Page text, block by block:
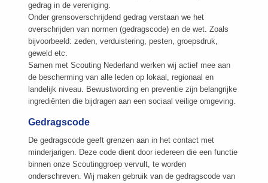
gedrag in de vereniging.
Onder grensoverschrijdend gedrag verstaan we het
overschrijden van normen (gedragscode) en de wet. Zoals
bijvoorbeeld: zeden, verduistering, pesten, groepsdruk,
geweld etc.
Samen met Scouting Nederland werken wij actief mee aan
de bescherming van alle leden op lokaal, regionaal en
landelijk niveau. Bewustwording en preventie zijn belangrijke
ingrediënten die bijdragen aan een sociaal veilige omgeving.
Gedragscode
De gedragscode geeft grenzen aan in het contact met
minderjarigen. Deze code dient door iedereen die een functie
binnen onze Scoutinggroep vervult, te worden
onderschreven. Wij maken gebruik van de gedragscode van